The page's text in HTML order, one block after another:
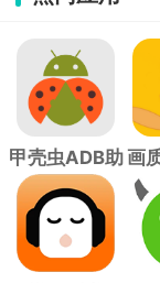
甲壳虫ADB助
手
画